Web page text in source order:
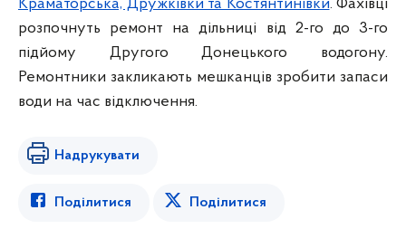
Краматорська, Дружківки та Костянтинівки. Фахівці
розпочнуть ремонт на дільниці від 2-го до 3-го
підйому Другого Донецького водогону.
Ремонтники закликають мешканців зробити запаси
води на час відключення.
Надрукувати
Поділитися Поділитися